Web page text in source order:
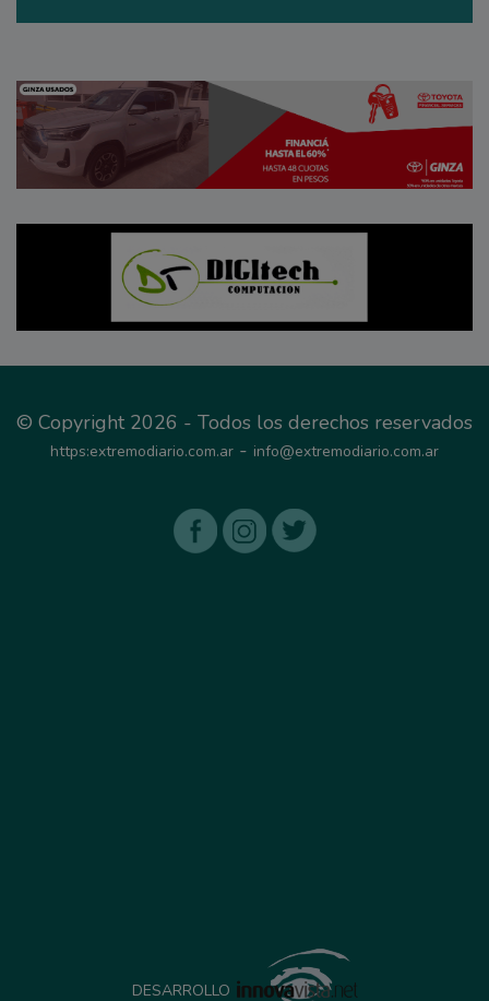
© Copyright 2026 - Todos los derechos reservados
https:extremodiario.com.ar - info@extremodiario.com.ar
DESARROLLO